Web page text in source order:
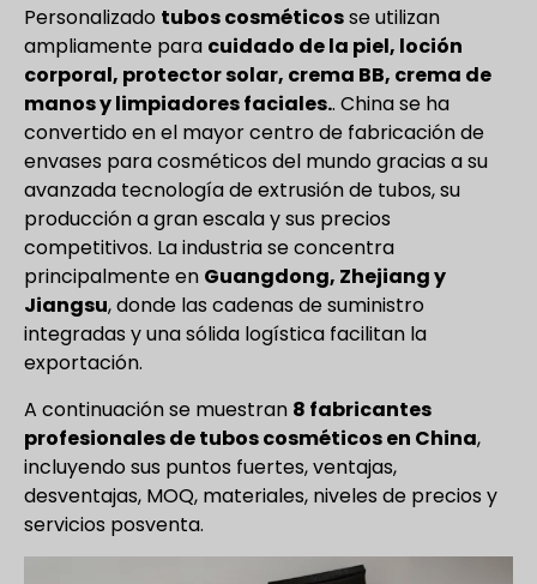
Personalizado tubos cosméticosse utilizan
ampliamente para cuidado de la piel, loción
corporal, protector solar, crema BB, crema de
manos y limpiadores faciales.. China se ha
convertido en el mayor centro de fabricación de
envases para cosméticos del mundo gracias a su
avanzada tecnología de extrusión de tubos, su
producción a gran escala y sus precios
competitivos. La industria se concentra
principalmente en Guangdong, Zhejiang y
Jiangsu, donde las cadenas de suministro
integradas y una sólida logística facilitan la
exportación.
A continuación se muestran 8 fabricantes
profesionales de tubos cosméticos en China,
incluyendo sus puntos fuertes, ventajas,
desventajas, MOQ, materiales, niveles de precios y
servicios posventa.